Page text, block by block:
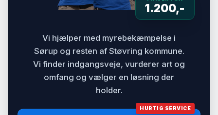
1.200,-
Vi hjælper med myrebekæmpelse i
Sørup og resten af Støvring kommune.
Vi finder indgangsveje, vurderer art og
omfang og vælger en løsning der
holder.
HURTIG SERVICE